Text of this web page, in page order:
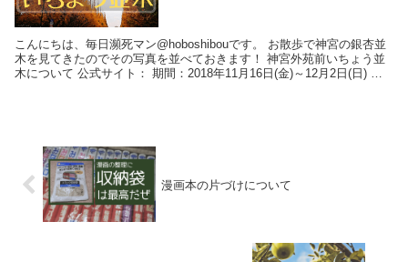
こんにちは、毎日瀕死マン@hoboshibouです。 お散歩で神宮の銀杏並
木を見てきたのでその写真を並べておきます！ 神宮外苑前いちょう並
木について 公式サイト： 期間：2018年11月16日(金)～12月2日(日) ア
漫画本の片づけについて